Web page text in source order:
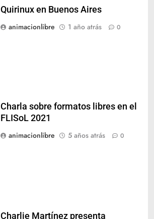
Quirinux en Buenos Aires
animacionlibre
1 año atrás 0
Charla sobre formatos libres en el
FLISoL 2021
animacionlibre
5 años atrás 0
Charlie Martínez presenta